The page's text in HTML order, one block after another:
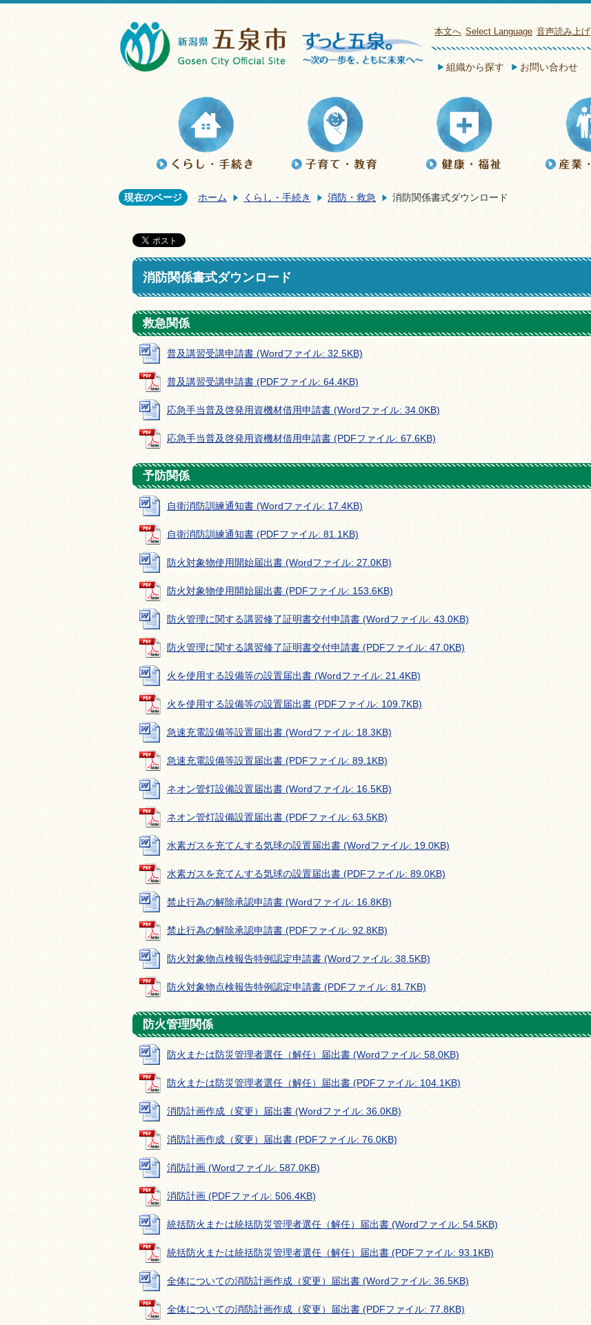
本文へ Select Language 音声読み上げ
組織から探す お問い合わせ
現在のページ ホーム くらし・手続き 消防・救急 消防関係書式ダウンロード
消防関係書式ダウンロード
救急関係
普及講習受講申請書 (Wordファイル: 32.5KB)
普及講習受講申請書 (PDFファイル: 64.4KB)
応急手当普及啓発用資機材借用申請書 (Wordファイル: 34.0KB)
応急手当普及啓発用資機材借用申請書 (PDFファイル: 67.6KB)
予防関係
自衛消防訓練通知書 (Wordファイル: 17.4KB)
自衛消防訓練通知書 (PDFファイル: 81.1KB)
防火対象物使用開始届出書 (Wordファイル: 27.0KB)
防火対象物使用開始届出書 (PDFファイル: 153.6KB)
防火管理に関する講習修了証明書交付申請書 (Wordファイル: 43.0KB)
防火管理に関する講習修了証明書交付申請書 (PDFファイル: 47.0KB)
火を使用する設備等の設置届出書 (Wordファイル: 21.4KB)
火を使用する設備等の設置届出書 (PDFファイル: 109.7KB)
急速充電設備等設置届出書 (Wordファイル: 18.3KB)
急速充電設備等設置届出書 (PDFファイル: 89.1KB)
ネオン管灯設備設置届出書 (Wordファイル: 16.5KB)
ネオン管灯設備設置届出書 (PDFファイル: 63.5KB)
水素ガスを充てんする気球の設置届出書 (Wordファイル: 19.0KB)
水素ガスを充てんする気球の設置届出書 (PDFファイル: 89.0KB)
禁止行為の解除承認申請書 (Wordファイル: 16.8KB)
禁止行為の解除承認申請書 (PDFファイル: 92.8KB)
防火対象物点検報告特例認定申請書 (Wordファイル: 38.5KB)
防火対象物点検報告特例認定申請書 (PDFファイル: 81.7KB)
防火管理関係
防火または防災管理者選任（解任）届出書 (Wordファイル: 58.0KB)
防火または防災管理者選任（解任）届出書 (PDFファイル: 104.1KB)
消防計画作成（変更）届出書 (Wordファイル: 36.0KB)
消防計画作成（変更）届出書 (PDFファイル: 76.0KB)
消防計画 (Wordファイル: 587.0KB)
消防計画 (PDFファイル: 506.4KB)
統括防火または統括防災管理者選任（解任）届出書 (Wordファイル: 54.5KB)
統括防火または統括防災管理者選任（解任）届出書 (PDFファイル: 93.1KB)
全体についての消防計画作成（変更）届出書 (Wordファイル: 36.5KB)
全体についての消防計画作成（変更）届出書 (PDFファイル: 77.8KB)